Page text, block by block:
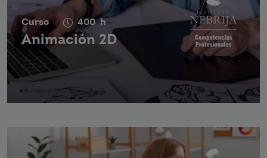
Curso 400 h
Animación 2D